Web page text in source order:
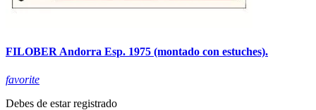
FILOBER Andorra Esp. 1975 (montado con estuches).
favorite
Debes de estar registrado